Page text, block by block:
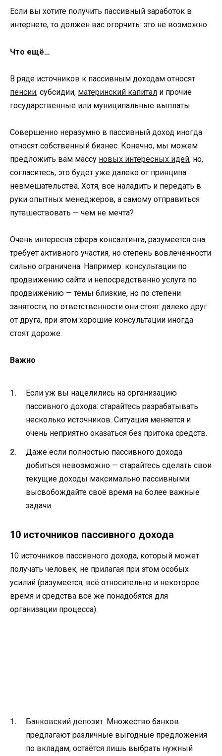
Если вы хотите получить пассивный заработок в
интернете, то должен вас огорчить: это не возможно.
Что ещё…
В ряде источников к пассивным доходам относят
пенсии, субсидии, материнский капитал и прочие
государственные или муниципальные выплаты.
Совершенно неразумно в пассивный доход иногда
относят собственный бизнес. Конечно, мы можем
предложить вам массу новых интересных идей, но,
согласитесь, это будет уже далеко от принципа
невмешательства. Хотя, всё наладить и передать в
руки опытных менеджеров, а самому отправиться
путешествовать — чем не мечта?
Очень интересна сфера консалтинга, разумеется она
требует активного участия, но степень вовлечённости
сильно ограничена. Например: консультации по
продвижению сайта и непосредственно услуга по
продвижению — темы близкие, но по степени
занятости, по ответственности они стоят далеко друг
от друга, при этом хорошие консультации иногда
стоят дороже.
Важно
Если уж вы нацелились на организацию
пассивного дохода: старайтесь разрабатывать
несколько источников. Ситуация меняется и
очень неприятно оказаться без притока средств.
Даже если полностью пассивного дохода
добиться невозможно — старайтесь сделать свои
текущие доходы максимально пассивными:
высвобождайте своё время на более важные
задачи.
10 источников пассивного дохода
10 источников пассивного дохода, который может
получать человек, не прилагая при этом особых
усилий (разумеется, всё относительно и некоторое
время и средства всё же понадобятся для
организации процесса).
Банковский депозит. Множество банков
предлагают различные выгодные предложения
по вкладам, остаётся лишь выбрать нужный